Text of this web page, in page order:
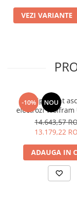
VEZI VARIANTE
-10% NOU
Echipament
electrozi Wolfram
TIG
14.643,57
13.179,22
ADAUGA IN